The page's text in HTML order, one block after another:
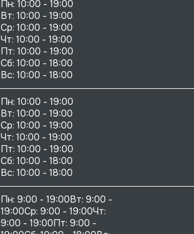
Пн: 10:00 - 19:00
Вт: 10:00 - 19:00
Ср: 10:00 - 19:00
Чт: 10:00 - 19:00
Пт: 10:00 - 19:00
Сб: 10:00 - 18:00
Пн: 10:00 - 19:00
Вт: 10:00 - 19:00
Ср: 10:00 - 19:00
Чт: 10:00 - 19:00
Пт: 10:00 - 19:00
Сб: 10:00 - 18:00
Пн: 9:00 - 19:00Вт: 9:00 -
19:00Ср: 9:00 - 19:00Чт:
9:00 - 19:00Пт: 9:00 -